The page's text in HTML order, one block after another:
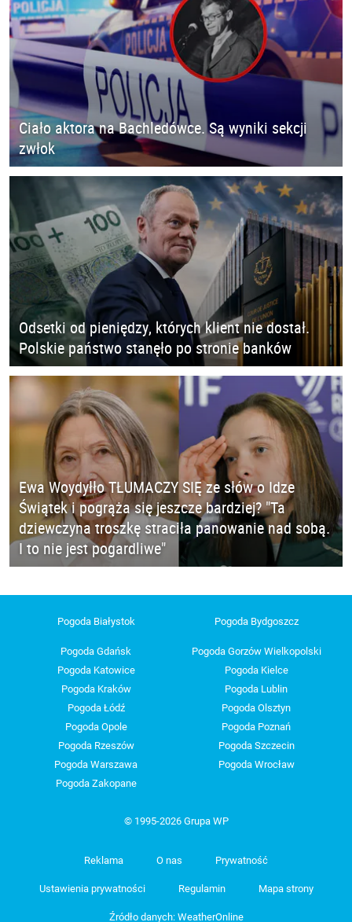
Ciało aktora na Bachledówce. Są wyniki sekcji
zwłok
Odsetki od pieniędzy, których klient nie dostał.
Polskie państwo stanęło po stronie banków
Ewa Woydyłło TŁUMACZY SIĘ ze słów o Idze
Świątek i pogrąża się jeszcze bardziej? "Ta
dziewczyna troszkę straciła panowanie nad sobą.
I to nie jest pogardliwe"
Pogoda Białystok Pogoda Bydgoszcz
Pogoda Gdańsk
Pogoda Gorzów Wielkopolski
Pogoda Katowice
Pogoda Kielce
Pogoda Kraków
Pogoda Lublin
Pogoda Łódź
Pogoda Olsztyn
Pogoda Opole
Pogoda Poznań
Pogoda Rzeszów
Pogoda Szczecin
Pogoda Warszawa
Pogoda Wrocław
Pogoda Zakopane
© 1995-2026 Grupa WP
Reklama O nas Prywatność
Ustawienia prywatności Regulamin Mapa strony
Źródło danych: WeatherOnline